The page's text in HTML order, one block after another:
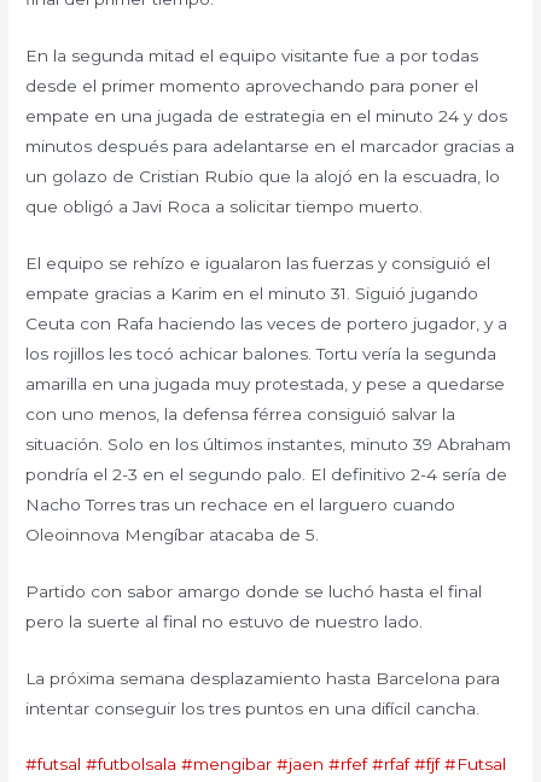
En la segunda mitad el equipo visitante fue a por todas
desde el primer momento aprovechando para poner el
empate en una jugada de estrategia en el minuto 24 y dos
minutos después para adelantarse en el marcador gracias a
un golazo de Cristian Rubio que la alojó en la escuadra, lo
que obligó a Javi Roca a solicitar tiempo muerto.
El equipo se rehízo e igualaron las fuerzas y consiguió el
empate gracias a Karim en el minuto 31. Siguió jugando
Ceuta con Rafa haciendo las veces de portero jugador, y a
los rojillos les tocó achicar balones. Tortu vería la segunda
amarilla en una jugada muy protestada, y pese a quedarse
con uno menos, la defensa férrea consiguió salvar la
situación. Solo en los últimos instantes, minuto 39 Abraham
pondría el 2-3 en el segundo palo. El definitivo 2-4 sería de
Nacho Torres tras un rechace en el larguero cuando
Oleoinnova Mengíbar atacaba de 5.
Partido con sabor amargo donde se luchó hasta el final
pero la suerte al final no estuvo de nuestro lado.
La próxima semana desplazamiento hasta Barcelona para
intentar conseguir los tres puntos en una difícil cancha.
#futsal #futbolsala #mengibar #jaen #rfef #rfaf #fjf #Futsal